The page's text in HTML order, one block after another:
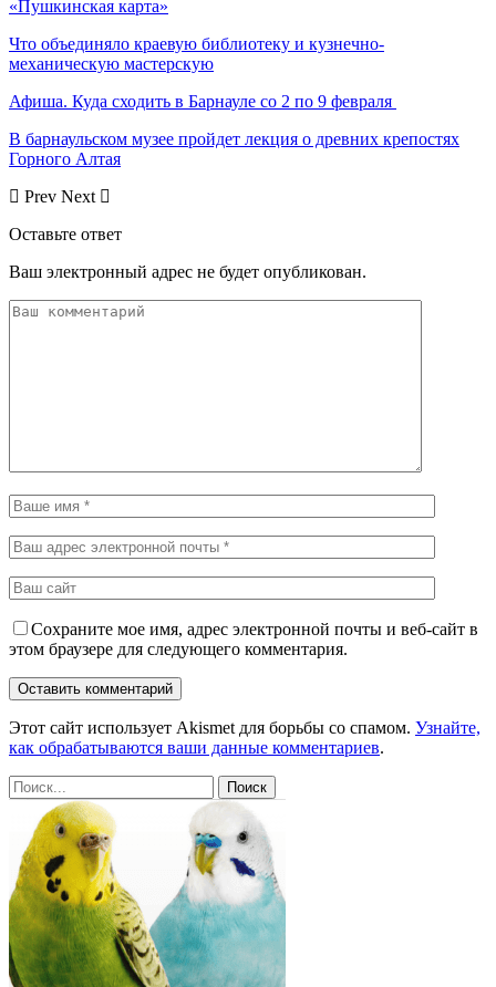
«Пушкинская карта»
Что объединяло краевую библиотеку и кузнечно-
механическую мастерскую
Афиша. Куда сходить в Барнауле со 2 по 9 февраля
В барнаульском музее пройдет лекция о древних крепостях
Горного Алтая
Prev Next
Оставьте ответ
Ваш электронный адрес не будет опубликован.
Сохраните мое имя, адрес электронной почты и веб-сайт в
этом браузере для следующего комментария.
Этот сайт использует Akismet для борьбы со спамом. Узнайте,
как обрабатываются ваши данные комментариев.